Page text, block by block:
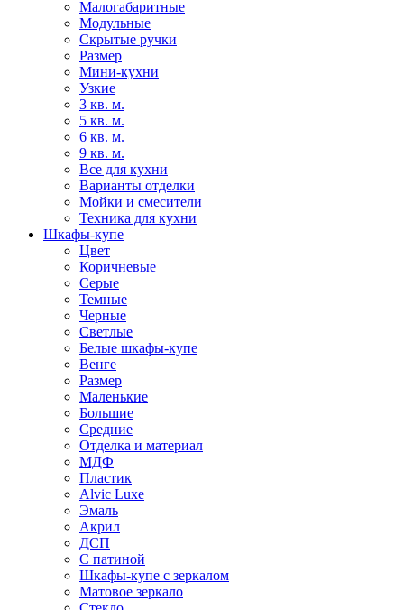
Малогабаритные
Модульные
Скрытые ручки
Размер
Мини-кухни
Узкие
3 кв. м.
5 кв. м.
6 кв. м.
9 кв. м.
Все для кухни
Варианты отделки
Мойки и смесители
Техника для кухни
Шкафы-купе
Цвет
Коричневые
Серые
Темные
Черные
Светлые
Белые шкафы-купе
Венге
Размер
Маленькие
Большие
Средние
Отделка и материал
МДФ
Пластик
Alvic Luxe
Эмаль
Акрил
ДСП
С патиной
Шкафы-купе с зеркалом
Матовое зеркало